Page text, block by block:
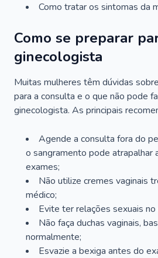
Como tratar os sintomas da
Como se preparar
ginecologista
Muitas mulheres têm dúvidas
para a consulta e o que não pode
ginecologista. As principais
Agende a consulta fora do
o sangramento pode atrapalhar
exames;
Não utilize cremes vaginais
médico;
Evite ter relações sexuais
Não faça duchas vaginais,
normalmente;
Esvazie a bexiga antes do